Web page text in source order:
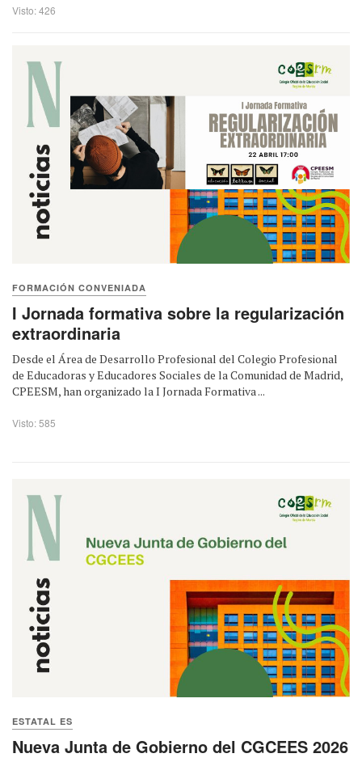
Visto: 426
FORMACIÓN CONVENIADA
I Jornada formativa sobre la regularización
extraordinaria
Desde el Área de Desarrollo Profesional del Colegio Profesional
de Educadoras y Educadores Sociales de la Comunidad de Madrid,
CPEESM, han organizado la I Jornada Formativa ...
Visto: 585
ESTATAL ES
Nueva Junta de Gobierno del CGCEES 2026